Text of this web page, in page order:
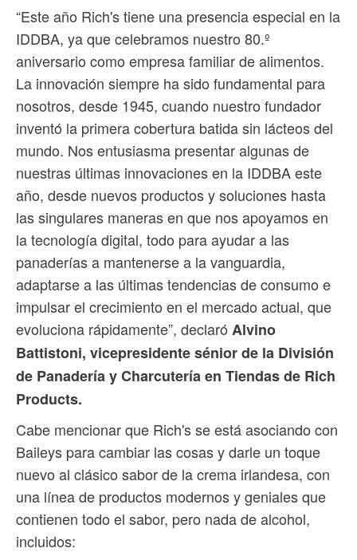
“Este año Rich's tiene una presencia especial en la
IDDBA, ya que celebramos nuestro 80.º
aniversario como empresa familiar de alimentos.
La innovación siempre ha sido fundamental para
nosotros, desde 1945, cuando nuestro fundador
inventó la primera cobertura batida sin lácteos del
mundo. Nos entusiasma presentar algunas de
nuestras últimas innovaciones en la IDDBA este
año, desde nuevos productos y soluciones hasta
las singulares maneras en que nos apoyamos en
la tecnología digital, todo para ayudar a las
panaderías a mantenerse a la vanguardia,
adaptarse a las últimas tendencias de consumo e
impulsar el crecimiento en el mercado actual, que
evoluciona rápidamente”, declaró Alvino
Battistoni, vicepresidente sénior de la División
de Panadería y Charcutería en Tiendas de Rich
Products.
Cabe mencionar que Rich's se está asociando con
Baileys para cambiar las cosas y darle un toque
nuevo al clásico sabor de la crema irlandesa, con
una línea de productos modernos y geniales que
contienen todo el sabor, pero nada de alcohol,
incluidos: